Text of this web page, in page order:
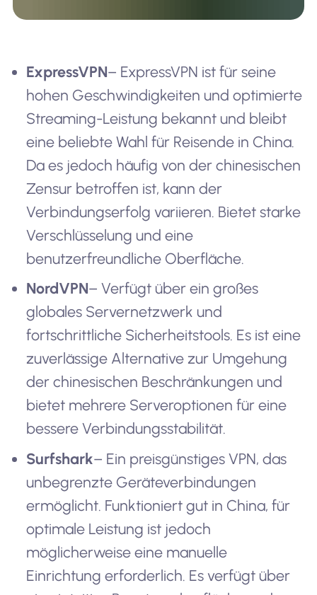
ExpressVPN– ExpressVPN ist für seine
hohen Geschwindigkeiten und optimierte
Streaming-Leistung bekannt und bleibt
eine beliebte Wahl für Reisende in China.
Da es jedoch häufig von der chinesischen
Zensur betroffen ist, kann der
Verbindungserfolg variieren. Bietet starke
Verschlüsselung und eine
benutzerfreundliche Oberfläche.
NordVPN– Verfügt über ein großes
globales Servernetzwerk und
fortschrittliche Sicherheitstools. Es ist eine
zuverlässige Alternative zur Umgehung
der chinesischen Beschränkungen und
bietet mehrere Serveroptionen für eine
bessere Verbindungsstabilität.
Surfshark– Ein preisgünstiges VPN, das
unbegrenzte Geräteverbindungen
ermöglicht. Funktioniert gut in China, für
optimale Leistung ist jedoch
möglicherweise eine manuelle
Einrichtung erforderlich. Es verfügt über